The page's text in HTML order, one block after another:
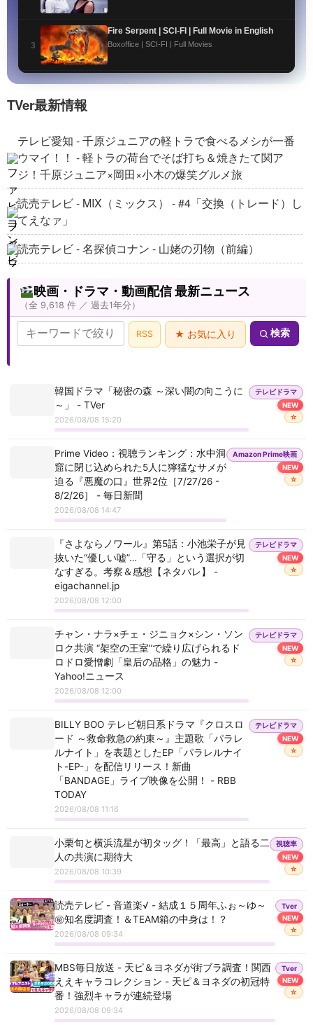
3
Fire Serpent | SCI-FI | Full Movie in English
Boxoffice | SCI-FI | Full Movies
5 Boxoffice | SCI-FI | Full Movies
6 Boxoffice | SCI-FI | Full Movies
7
Dark Island | SCIFI | Full Movie in English
Boxoffice | SCI-FI | Full Movies
8
【
本編無料公開中】衝撃の実話――。国連・巨
大組織の闇を暴いた女性捜査官。真実を知った瞬
間、世界中から狙われる『トゥルース 闇の告発』
映画カルチュア FilmIsNow Japan
【
本編無料公開中】ギリシャ神話の凶暴な巨獣
が、現代に目を覚ます――！逃げ場のない孤島で始
【
本編無料公開中】湖の真ん中で助けた男は、
敵か味方か――。荒れ狂う水上で繰り広げられる絶
望の心理サスペンス『エマージェンシー 見知らぬ2
人』
の夜、ドアを開けたことがすべての始まりだった
――。一夜の親切が招く最悪の監禁地獄『ノック・
ノック』
映画カルチュア FilmIsNow Japan
【
本編無料公開中】愛だけは、忘れたくなかっ
た――。若年性アルツハイマーと診断された元女優
と、彼女を支え続けるパートナーの絆を描く感動作
地球攻撃 ?? 無料 映画 フル ☆日本語字幕
【無料映画】アトラクション -制圧- (吹替版)
USS BATTLESHIP - Full Hollywood Action
Adventure Movie | English Movie | Chris H, Sean |
Free Movies
【??期間限定無料公開??】アトラクション 侵略(吹
【無料映画】A-X-L アクセル AI軍用犬と少年の友
情を描く、SFアクション！
力化したら【むげん・かがみvs15隻・2028】
危険な雰囲気 ?? 無料 映画 フル ☆日本語字幕
20
【無料映画】A-X-L アクセル AI軍用犬と少年の友
情を描く、SFアクション！
TVer最新情報
テレビ愛知 - 千原ジュニアの軽トラで食べるメシが一番
ウマイ！！ - 軽トラの荷台でそば打ち＆焼きたて関ア
ジ！千原ジュニア×岡田×小木の爆笑グルメ旅
読売テレビ - MIX（ミックス） - #4「交換（トレード）し
てえなァ」
読売テレビ - 名探偵コナン - 山姥の刃物（前編）
読売テレビ - かんさい情報ネットten.「ナニバーサリー」
- 【最高の夏旅SP】暑さ和らげる涼しい映像満載！スリ
ル満点徳島旅
テレビ朝日 - クレヨンしんちゃん - 『幼稚園でカミナリ
だゾ』他
MBS毎日放送 - おしゃべり小料理ゆみこ - ＃19
読売テレビ - 発見！仰天！！プレミアもん！！！ 土曜は
ダメよ！ - 大阪市内・築６８年物件が衝撃㊙大変身！想
像以上に整った家
BS朝日 - サウナを愛でたい - 東京都新宿区 黄金湯新宿店
日本海テレビ - ガンバレルーヤの週末移住バラエティ 冠
ルーヤ - 第208話 5年ぶり2回目の熱戦
テレビ朝日 - バチバチSTAR - うそリアクションで騙せる
フジテレビ - 相葉◎×部 - 相葉＆えなりがカメラ修行！絶
景！写真部特訓編
カンテレ - SUPER EIGHTと8人の関西大物MCたち - ～
祝・凱旋！OSAKA愛♥忘れてまへんか？ツアー～
テレビ朝日 - なにわ男子の逆転男子 - 高橋恭平の休日に
密着！呼び出した仲良しのある人とは!?
MBS毎日放送 - 痛快！明石家電視台 - ＃1615「なにをき
くねん」
テレ東 - ＷＢＳ（ワールドビジネスサテライト） - Jリー
グ開幕!稼ぐ力を追跡▽脱キックボード戦略▽決算集中日
通期見通しは
BSフジ - プライムニュース - 米国を揺さぶる中国AI 習近
平政権が進める新たな覇権戦略
TVQ九州放送 - ぐっ！ジョブ - 技術とプライドのものづ
くり 弊社は九州オンリーワンメーカー
日テレ - ロイロム鉄道 ～私を待ってる人がいる～ - 秩父
映画・ドラマ・動画配信 最新ニュース
（全 9,618 件 ／ 過去1年分）
検索
★ お気に入り
RSS
韓国ドラマ「秘密の森 ～深い闇の向こうに
～」 - TVer
2026/08/08 15:20
テレビドラマ
NEW
☆
Prime Video：視聴ランキング：水中洞
窟に閉じ込められた5人に獰猛なサメが
迫る『悪魔の口』世界2位［7/27/26 -
8/2/26］ - 毎日新聞
2026/08/08 14:47
Amazon Prime映画
NEW
☆
『さよならノワール』第5話：小池栄子が見
抜いた“優しい嘘”…「守る」という選択が切
なすぎる。考察＆感想【ネタバレ】 -
eigachannel.jp
2026/08/08 12:00
テレビドラマ
NEW
☆
チャン・ナラ×チェ・ジニョク×シン・ソン
ロク共演 “架空の王室”で繰り広げられるド
ロドロ愛憎劇「皇后の品格」の魅力 -
Yahoo!ニュース
2026/08/08 12:00
テレビドラマ
NEW
☆
BILLY BOO テレビ朝日系ドラマ『クロスロ
ード ～救命救急の約束～』主題歌「パラレ
ルナイト」を表題としたEP「パラレルナイ
ト-EP-」を配信リリース！新曲
「BANDAGE」ライブ映像を公開！ - RBB
TODAY
2026/08/08 11:16
テレビドラマ
NEW
☆
小栗旬と横浜流星が初タッグ！「最高」と語る二
人の共演に期待大
2026/08/08 10:39
視聴率
NEW
☆
読売テレビ - 音道楽√ - 結成１５周年ふぉ～ゆ～
㊙知名度調査！＆TEAM箱の中身は！？
2026/08/08 09:34
Tver
NEW
☆
MBS毎日放送 - 天ピ＆ヨネダが街ブラ調査！関西
ええキャラコレクション - 天ピ＆ヨネダの初冠特
番！強烈キャラが連続登場
2026/08/08 09:34
Tver
NEW
☆